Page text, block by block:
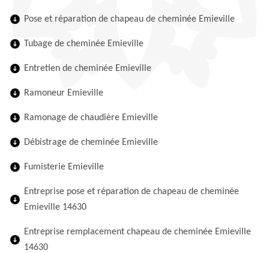
Pose et réparation de chapeau de cheminée Emieville
Tubage de cheminée Emieville
Entretien de cheminée Emieville
Ramoneur Emieville
Ramonage de chaudière Emieville
Débistrage de cheminée Emieville
Fumisterie Emieville
Entreprise pose et réparation de chapeau de cheminée
Emieville 14630
Entreprise remplacement chapeau de cheminée Emieville
14630